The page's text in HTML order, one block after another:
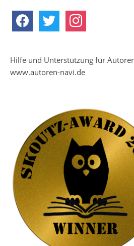
facebook twitter instagram
Hilfe und Unterstützung für
www.autoren-navi.de